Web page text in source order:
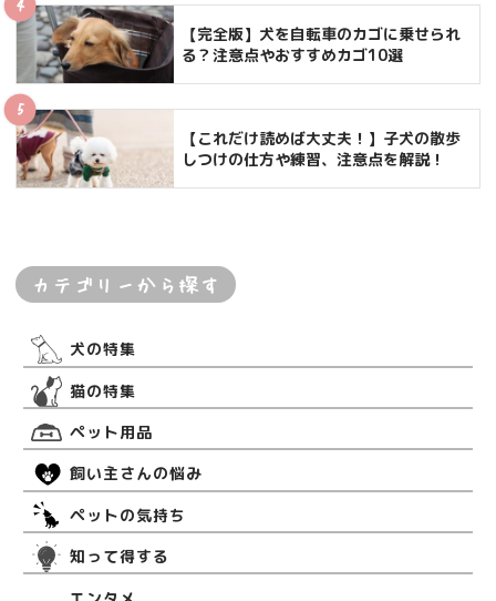
【完全版】犬を自転車のカゴに乗せられ
る？注意点やおすすめカゴ10選
【これだけ読めば大丈夫！】子犬の散歩
しつけの仕方や練習、注意点を解説！
カテゴリーから探す
犬の特集
猫の特集
ペット用品
飼い主さんの悩み
ペットの気持ち
知って得する